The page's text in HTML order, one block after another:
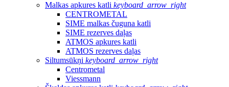
Malkas apkures katli keyboard_arrow_right
CENTROMETAL
SIME malkas čuguna katli
SIME rezerves daļas
ATMOS apkures katli
ATMOS rezerves daļas
Siltumsūkņi keyboard_arrow_right
Centrometal
Viessmann